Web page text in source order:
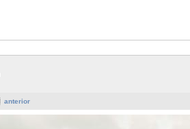
anterior